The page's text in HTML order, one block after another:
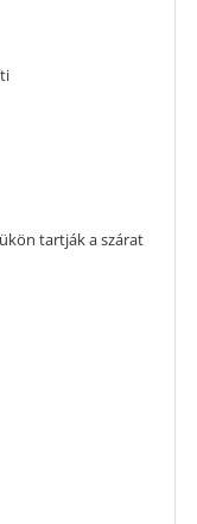
tartják a szárat